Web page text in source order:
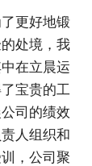
更好地锻
处境，我
在立晨运
宝贵的工
司的绩效
人组织和
，公司聚